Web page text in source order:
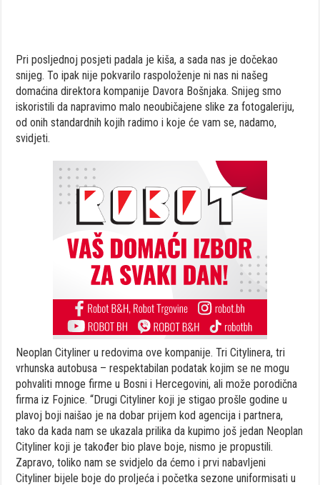
Pri posljednoj posjeti padala je kiša, a sada nas je dočekao
snijeg. To ipak nije pokvarilo raspoloženje ni nas ni našeg
domaćina direktora kompanije Davora Bošnjaka. Snijeg smo
iskoristili da napravimo malo neoubičajene slike za fotogaleriju,
od onih standardnih kojih radimo i koje će vam se, nadamo,
svidjeti.
Neoplan Cityliner u redovima ove kompanije. Tri Citylinera, tri
vrhunska autobusa – respektabilan podatak kojim se ne mogu
pohvaliti mnoge firme u Bosni i Hercegovini, ali može porodična
firma iz Fojnice. “Drugi Cityliner koji je stigao prošle godine u
plavoj boji naišao je na dobar prijem kod agencija i partnera,
tako da kada nam se ukazala prilika da kupimo još jedan Neoplan
Cityliner koji je također bio plave boje, nismo je propustili.
Zapravo, toliko nam se svidjelo da ćemo i prvi nabavljeni
Cityliner bijele boje do proljeća i početka sezone uniformisati u